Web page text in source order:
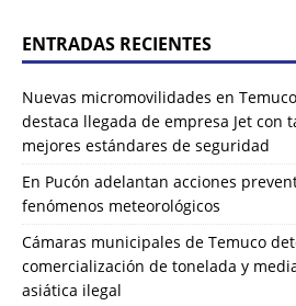
ENTRADAS RECIENTES
Nuevas micromovilidades en
destaca llegada de empresa Jet con
mejores estándares de seguridad
En Pucón adelantan acciones
fenómenos meteorológicos
Cámaras municipales de Temuco
comercialización de tonelada y
asiática ilegal